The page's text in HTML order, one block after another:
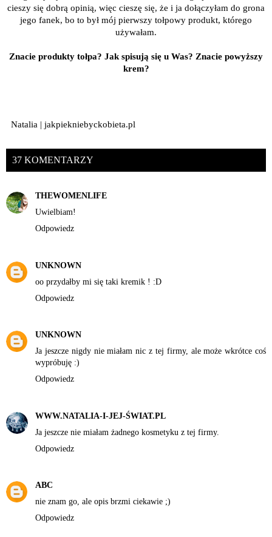
cieszy się dobrą opinią, więc cieszę się, że i ja dołączyłam do grona
jego fanek, bo to był mój pierwszy tołpowy produkt, którego
używałam.
Znacie produkty tołpa? Jak spisują się u Was? Znacie powyższy
krem?
Natalia | jakpiekniebyckobieta.pl
37 KOMENTARZY
THEWOMENLIFE
Uwielbiam!
Odpowiedz
UNKNOWN
oo przydałby mi się taki kremik ! :D
Odpowiedz
UNKNOWN
Ja jeszcze nigdy nie miałam nic z tej firmy, ale może wkrótce coś
wypróbuję :)
Odpowiedz
WWW.NATALIA-I-JEJ-ŚWIAT.PL
Ja jeszcze nie miałam żadnego kosmetyku z tej firmy.
Odpowiedz
ABC
nie znam go, ale opis brzmi ciekawie ;)
Odpowiedz